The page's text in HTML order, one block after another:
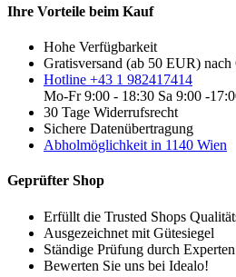
Ihre Vorteile beim Kauf
Hohe Verfügbarkeit
Gratisversand (ab 50 EUR)
Hotline +43 1 982417414
Mo-Fr 9:00 - 18:30 Sa 9:00 -
30 Tage Widerrufsrecht
Sichere Datenübertragung
Abholmöglichkeit in 1140 Wien
Geprüfter Shop
Erfüllt die Trusted Shops
Ausgezeichnet mit Gütesiegel
Ständige Prüfung durch Experten
Bewerten Sie uns bei Idealo!